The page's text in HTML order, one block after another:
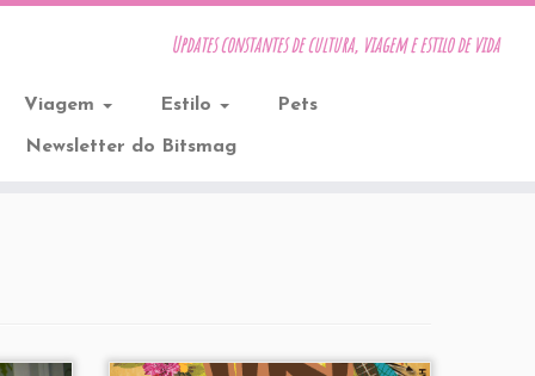
Updates constantes de cultura, viagem e estilo de vida
Viagem Estilo Pets
Newsletter do Bitsmag